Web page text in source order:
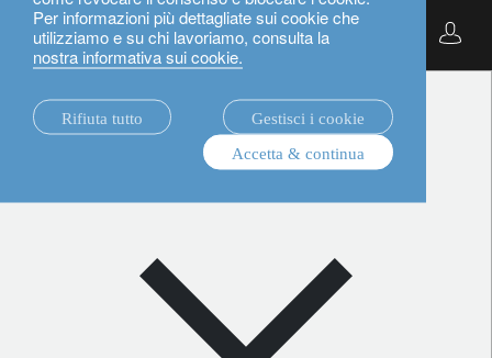
Per informazioni più dettagliate sui cookie che
utilizziamo e su chi lavoriamo, consulta la
nostra informativa sui cookie.
Rifiuta tutto
Gestisci i cookie
Accetta & continua
Italiano
notizie.